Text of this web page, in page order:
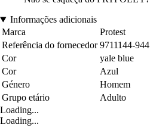
Informações adicionais
Marca
Protest
Referência do fornecedor 9711144-944
Cor
yale blue
Cor
Azul
Género
Homem
Grupo etário
Adulto
Loading...
Loading...